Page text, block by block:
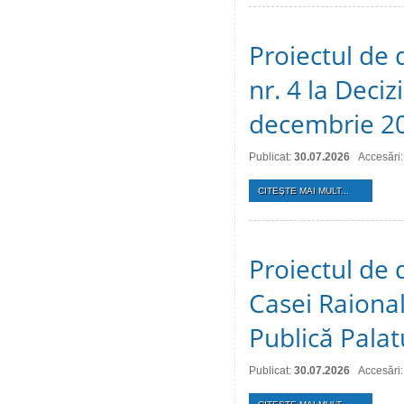
Proiectul de
nr. 4 la
decembrie
Publicat: 30.07.2026
CITEŞTE MAI MULT...
Proiectul de
Casei
Publică
Publicat: 30.07.2026